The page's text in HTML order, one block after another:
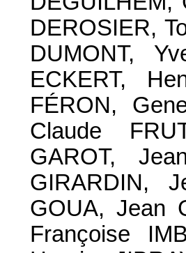
DEROSIER,
DUMONT,
ECKERT,
FÉRON,
Claude
GAROT,
GIRARDIN,
GOUA, Jean
Françoise